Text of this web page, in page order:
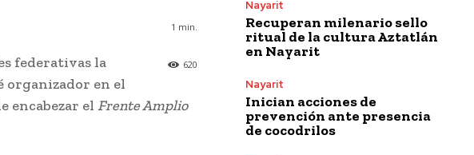
1 min.
620
federativas la
organizador en el
encabezar el Frente Amplio
Nayarit
Recuperan milenario sello
ritual de la cultura Aztatlán
en Nayarit
Nayarit
Inician acciones de
prevención ante presencia
de cocodrilos